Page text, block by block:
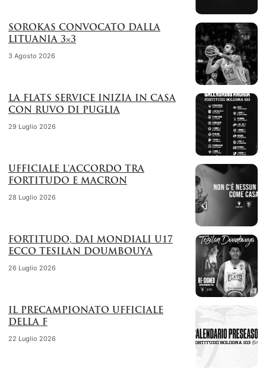
SOROKAS CONVOCATO DALLA
LITUANIA 3×3
3 Agosto 2026
LA FLATS SERVICE INIZIA IN CASA
CON RUVO DI PUGLIA
29 Luglio 2026
UFFICIALE L’ACCORDO TRA
FORTITUDO E MACRON
28 Luglio 2026
FORTITUDO, DAI MONDIALI U17
ECCO TESILAN DOUMBOUYA
26 Luglio 2026
IL PRECAMPIONATO UFFICIALE
DELLA F
22 Luglio 2026